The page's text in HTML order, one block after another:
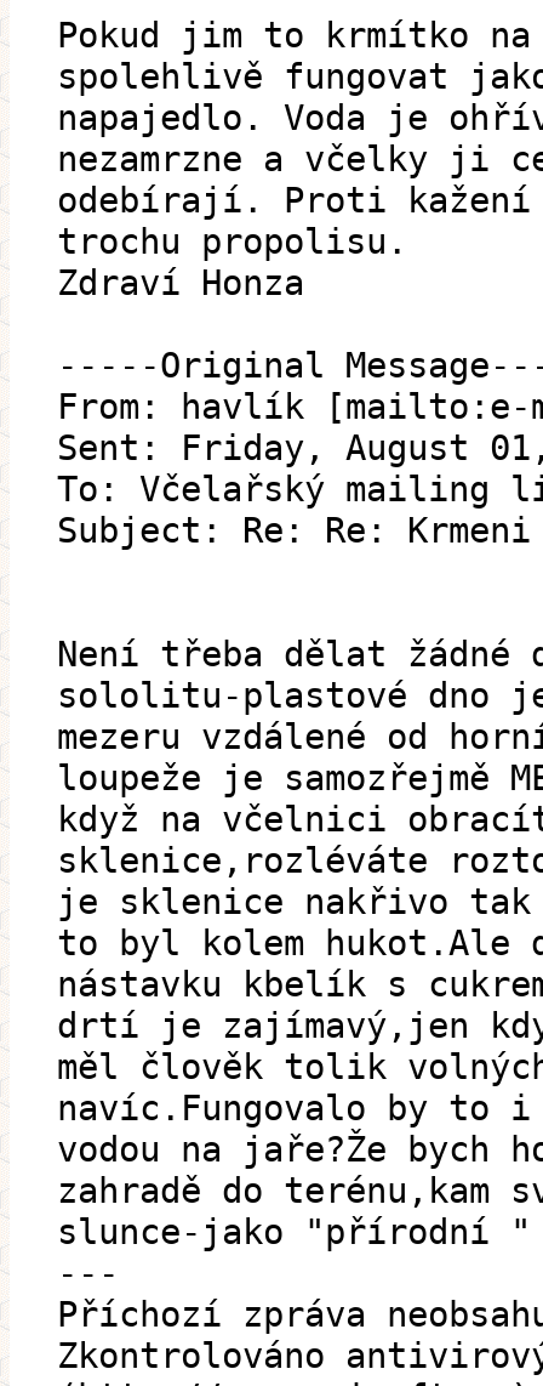
Pokud jim to krmítko
spolehlivě fungovat
napajedlo. Voda je
nezamrzne a včelky ji
odebírají. Proti
trochu propolisu.
Zdraví Honza
-----Original
From: havlík
Sent: Friday, August
To: Včelařský mailing
Subject: Re: Re:
Není třeba dělat žádné
sololitu-plastové dno
mezeru vzdálené od
loupeže je samozřejmě
když na včelnici
sklenice,rozléváte
je sklenice nakřivo
to byl kolem hukot.Ale
nástavku kbelík s
drtí je zajímavý,jen
měl člověk tolik
navíc.Fungovalo by to
vodou na jaře?Že bych
zahradě do terénu,kam
slunce-jako "přírodní
---
Příchozí zpráva
Zkontrolováno